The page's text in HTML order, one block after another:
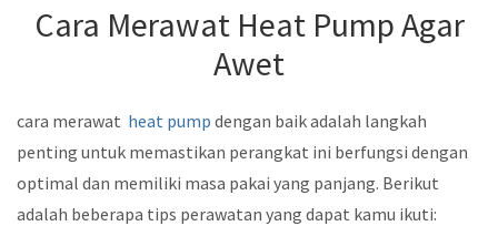
Cara Merawat Heat Pump Agar
Awet
cara merawat heat pump dengan baik adalah langkah
penting untuk memastikan perangkat ini berfungsi dengan
optimal dan memiliki masa pakai yang panjang. Berikut
adalah beberapa tips perawatan yang dapat kamu ikuti: